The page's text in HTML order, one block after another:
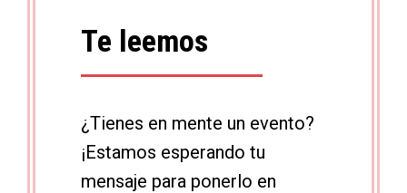
Te leemos
¿Tienes en mente un evento?
¡Estamos esperando tu
mensaje para ponerlo en